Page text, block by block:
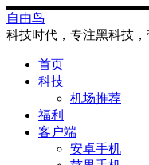
Skip
to
content
自由鸟
科技时代，专注黑科技，
首页
科技
机场推荐
福利
客户端
安卓手机